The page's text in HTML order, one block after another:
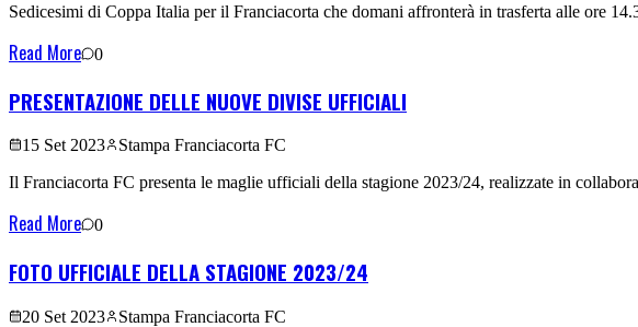
Sedicesimi di Coppa Italia per il Franciacorta che domani affronterà in trasferta alle ore
Read More 0
PRESENTAZIONE DELLE NUOVE DIVISE UFFICIALI
15 Set 2023
Stampa Franciacorta FC
Il Franciacorta FC presenta le maglie ufficiali della stagione 2023/24, realizzate in
Read More 0
FOTO UFFICIALE DELLA STAGIONE 2023/24
20 Set 2023
Stampa Franciacorta FC